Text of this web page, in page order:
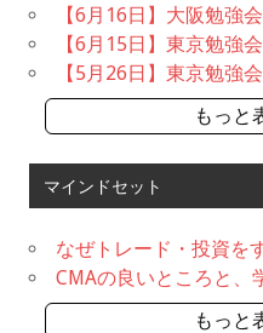
【6月16日】大阪勉強
【6月15日】東京勉強
【5月26日】東京勉強
もっと
マインドセット
なぜトレード・投資を
CMAの良いところと、
もっと